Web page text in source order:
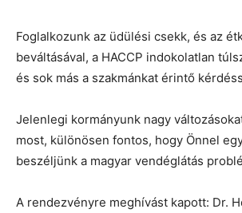
Foglalkozunk az üdülési csekk, és az
beváltásával, a HACCP indokolatlan
és sok más a szakmánkat érintő
Jelenlegi kormányunk nagy
most, különösen fontos, hogy Önnel
beszéljünk a magyar vendéglátás
A rendezvényre meghívást kapott: Dr.